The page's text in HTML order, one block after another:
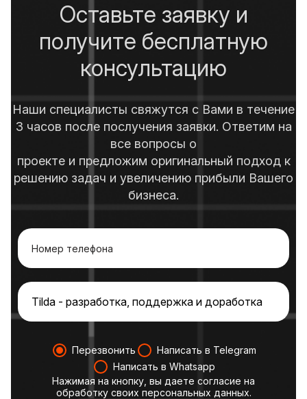
Оставьте заявку и
получите бесплатную
консультацию
Наши специалисты свяжутся с Вами в течение
3 часов после послучения заявки. Ответим на
все вопросы о
проекте и предложим оригинальный подход к
решению задач и увеличению прибыли Вашего
бизнеса.
Перезвонить
Написать в Telegram
Написать в Whatsapp
Нажимая на кнопку, вы даете согласие на
обработку своих персональных данных.